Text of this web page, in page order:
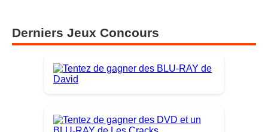
Derniers Jeux Concours